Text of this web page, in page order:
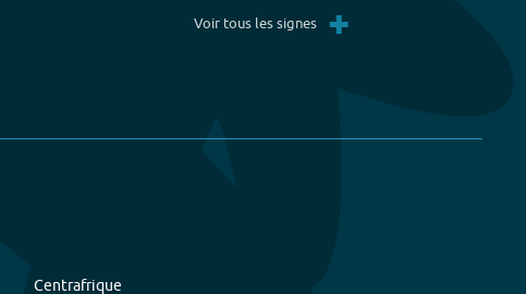
fullscreen
Voir tous les signes +
Centrafrique